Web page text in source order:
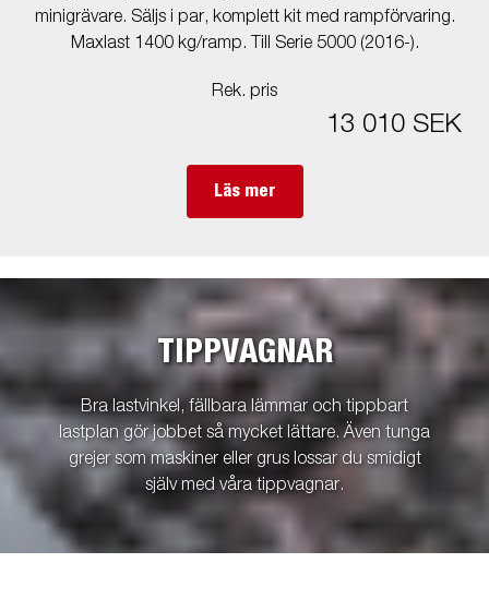
minigrävare. Säljs i par, komplett kit med rampförvaring.
Maxlast 1400 kg/ramp. Till Serie 5000 (2016-).
Rek. pris
13 010 SEK
Läs mer
TIPPVAGNAR
Bra lastvinkel, fällbara lämmar och tippbart
lastplan gör jobbet så mycket lättare. Även tunga
grejer som maskiner eller grus lossar du smidigt
själv med våra tippvagnar.